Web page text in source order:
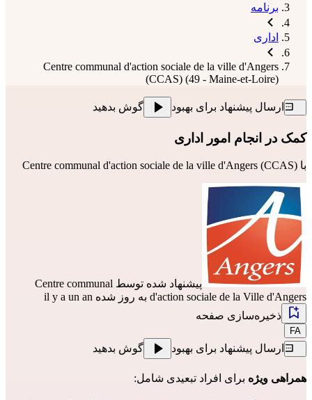
برنامه
اداری
Centre communal d'action sociale de la ville d'Angers
(CCAS) (49 - Maine-et-Loire)
ارسال پیشنهاد برای بهبود گوش بدهید
کمک در انجام امور اداری
با Centre communal d'action sociale de la ville d'Angers (CCAS)
پیشنهاد شده توسط Centre communal
d'action sociale de la Ville d'Angers به روز شده il y a un an
ذخیره‌سازی صفحه
FA
ارسال پیشنهاد برای بهبود گوش بدهید
همراهی ویژه برای افراد تبعیدی شامل: